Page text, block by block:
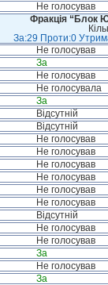
Не голосував
Фракція “Блок
За:29 Проти:0
Не голосував
За
Не голосував
Не голосувала
За
Відсутній
Відсутній
Не голосував
Не голосував
Не голосував
Не голосував
Не голосував
Не голосував
Відсутній
Не голосував
Не голосував
За
Не голосував
За